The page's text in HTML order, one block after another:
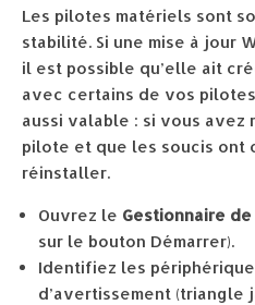
Les pilotes matériels sont
stabilité. Si une mise à jour
il est possible qu’elle ait
avec certains de vos
aussi valable : si vous avez
pilote et que les soucis ont
réinstaller.
Ouvrez le Gestionnaire
sur le bouton Démarrer).
Identifiez les
d’avertissement (triangle